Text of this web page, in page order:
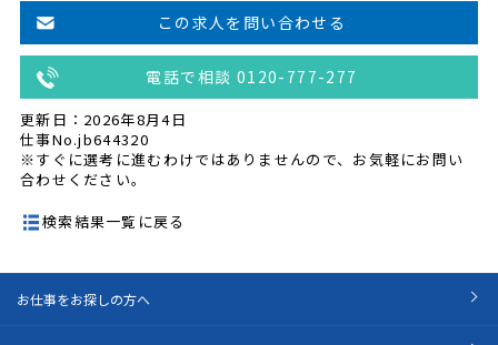
この求人を問い合わせる
電話で相談 0120-777-277
更新日：2026年8月4日
仕事No.jb644320
※すぐに選考に進むわけではありませんので、お気軽にお問い
合わせください。
検索結果一覧に戻る
お仕事をお探しの方へ